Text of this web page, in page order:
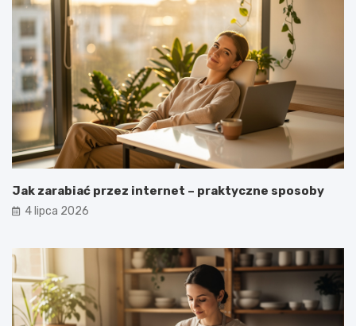
Jak zarabiać przez internet – praktyczne sposoby
4 lipca 2026